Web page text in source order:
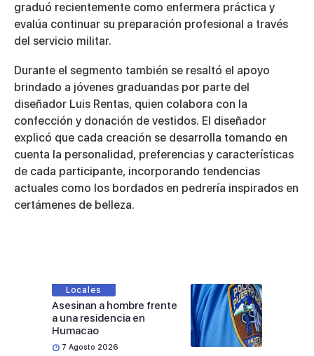
graduó recientemente como enfermera práctica y
evalúa continuar su preparación profesional a través
del servicio militar.
Durante el segmento también se resaltó el apoyo
brindado a jóvenes graduandas por parte del
diseñador Luis Rentas, quien colabora con la
confección y donación de vestidos. El diseñador
explicó que cada creación se desarrolla tomando en
cuenta la personalidad, preferencias y características
de cada participante, incorporando tendencias
actuales como los bordados en pedrería inspirados en
certámenes de belleza.
Locales
Asesinan a hombre frente
a una residencia en
Humacao
7 Agosto 2026